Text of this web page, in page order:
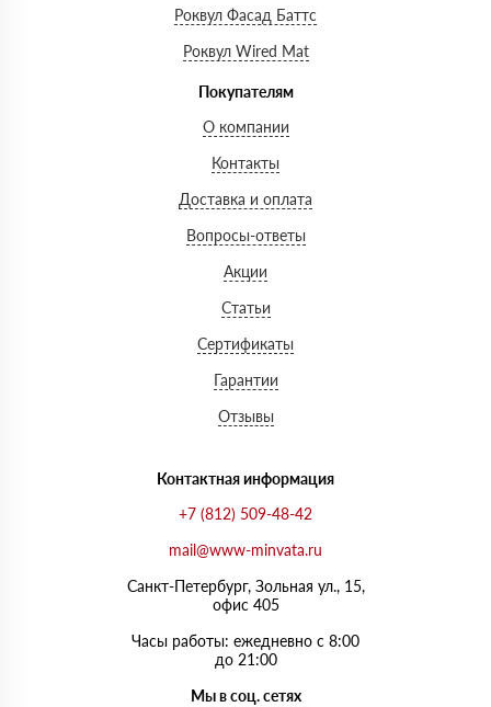
Роквул Фасад Баттс
Роквул Wired Mat
Покупателям
О компании
Контакты
Доставка и оплата
Вопросы-ответы
Акции
Статьи
Сертификаты
Гарантии
Отзывы
Контактная информация
+7 (812) 509-48-42
mail@www-minvata.ru
Санкт-Петербург, Зольная ул., 15,
офис 405
Часы работы: ежедневно с 8:00
до 21:00
Мы в соц. сетях